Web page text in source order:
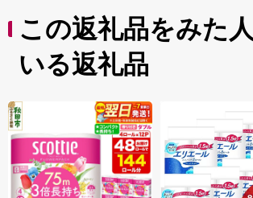
この返礼品をみた
いる返礼品